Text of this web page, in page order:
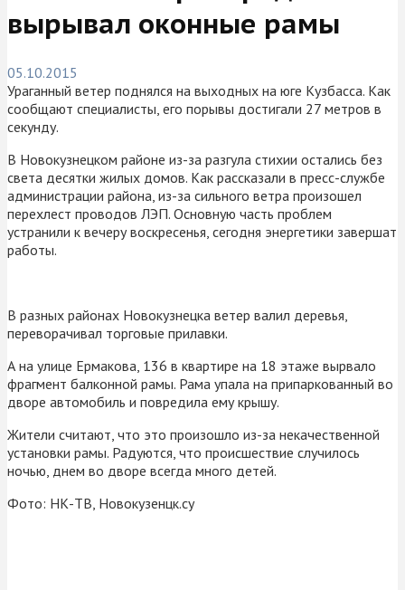
вырывал оконные рамы
05.10.2015
Ураганный ветер поднялся на выходных на юге Кузбасса. Как
сообщают специалисты, его порывы достигали 27 метров в
секунду.
В Новокузнецком районе из-за разгула стихии остались без
света десятки жилых домов. Как рассказали в пресс-службе
администрации района, из-за сильного ветра произошел
перехлест проводов ЛЭП. Основную часть проблем
устранили к вечеру воскресенья, сегодня энергетики завершат
работы.
В разных районах Новокузнецка ветер валил деревья,
переворачивал торговые прилавки.
А на улице Ермакова, 136 в квартире на 18 этаже вырвало
фрагмент балконной рамы. Рама упала на припаркованный во
дворе автомобиль и повредила ему крышу.
Жители считают, что это произошло из-за некачественной
установки рамы. Радуются, что происшествие случилось
ночью, днем во дворе всегда много детей.
Фото: НК-ТВ, Новокузенцк.су